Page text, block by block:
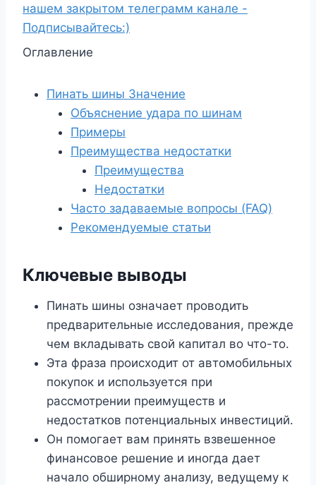
нашем закрытом телеграмм канале -
Подписывайтесь:)
Оглавление
Пинать шины Значение
Объяснение удара по шинам
Примеры
Преимущества недостатки
Преимущества
Недостатки
Часто задаваемые вопросы (FAQ)
Рекомендуемые статьи
Ключевые выводы
Пинать шины означает проводить
предварительные исследования, прежде
чем вкладывать свой капитал во что-то.
Эта фраза происходит от автомобильных
покупок и используется при
рассмотрении преимуществ и
недостатков потенциальных инвестиций.
Он помогает вам принять взвешенное
финансовое решение и иногда дает
начало обширному анализу, ведущему к